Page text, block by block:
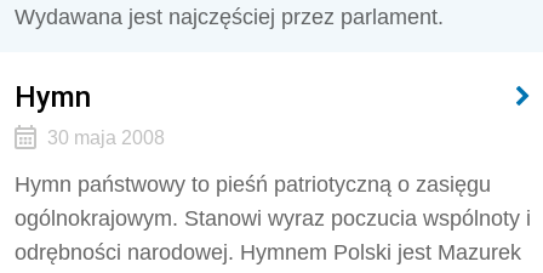
Wydawana jest najczęściej przez parlament.
Hymn
30 maja 2008
Hymn państwowy to pieśń patriotyczną o zasięgu
ogólnokrajowym. Stanowi wyraz poczucia wspólnoty i
odrębności narodowej. Hymnem Polski jest Mazurek